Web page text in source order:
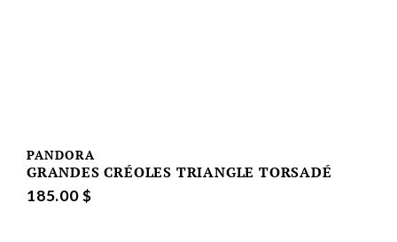
PANDORA
GRANDES CRÉOLES TRIANGLE TORSADÉ
185.00 $